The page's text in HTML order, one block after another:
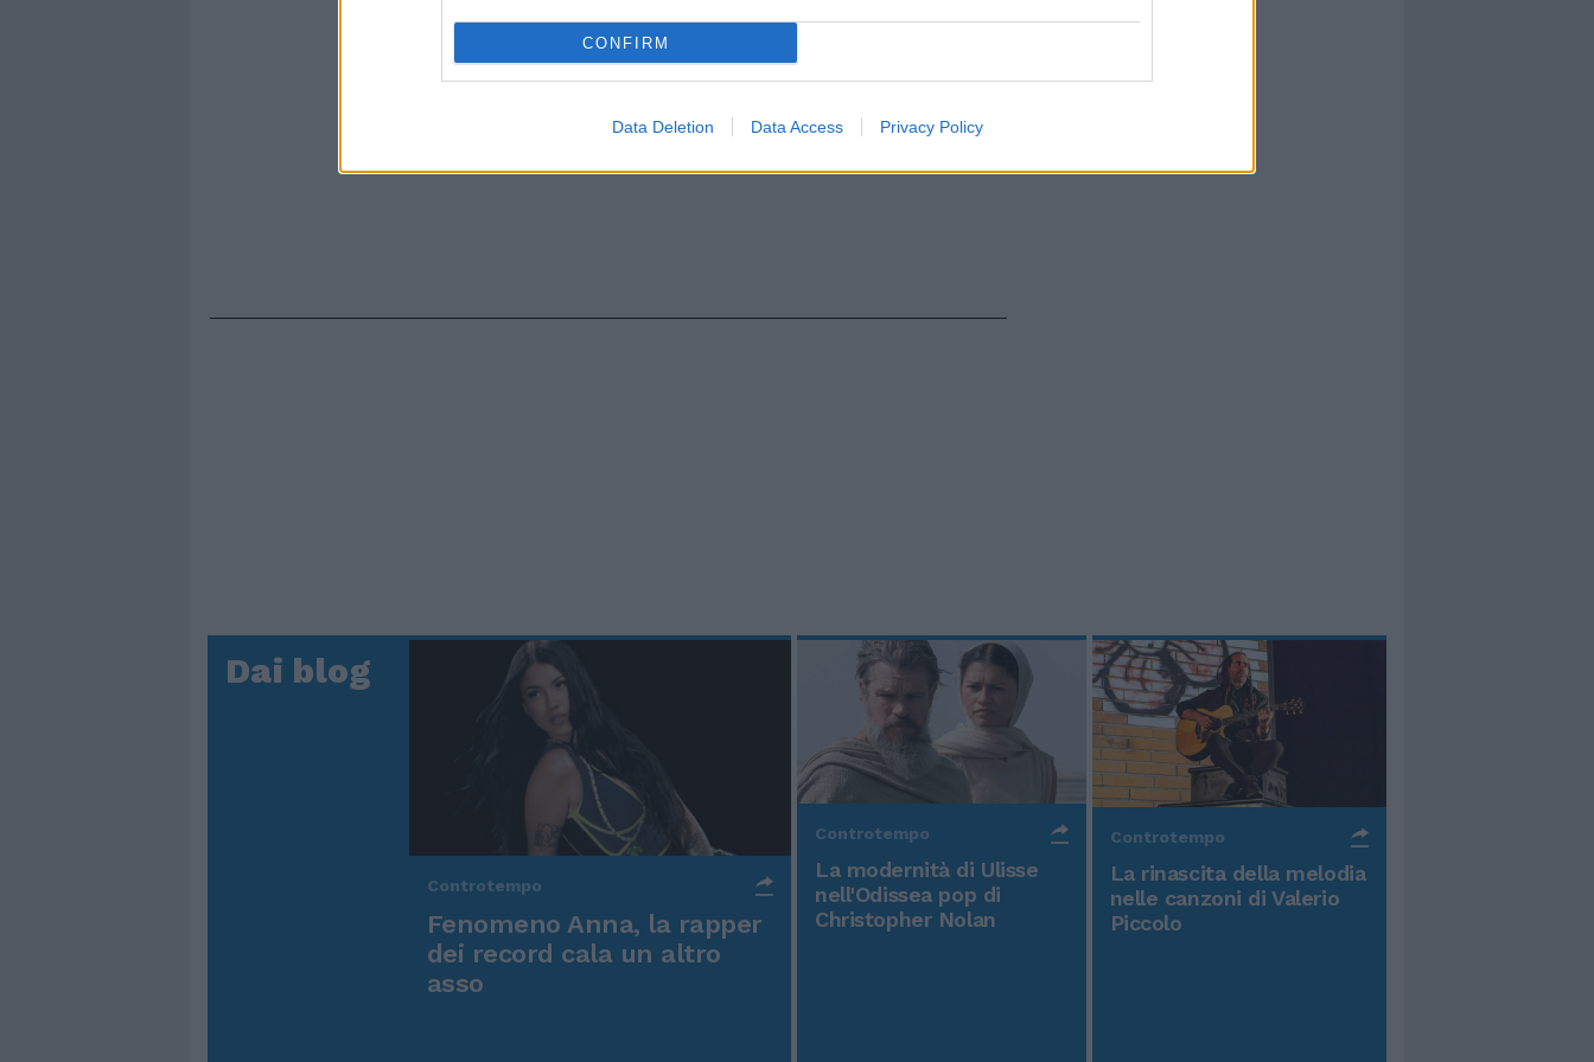
CONFIRM
Data Deletion Data Access Privacy Policy
Dai blog
Controtempo
Fenomeno Anna, la rapper
dei record cala un altro
asso
Controtempo
La modernità di Ulisse
nell'Odissea pop di
Christopher Nolan
Controtempo
La rinascita della melodia
nelle canzoni di Valerio
Piccolo